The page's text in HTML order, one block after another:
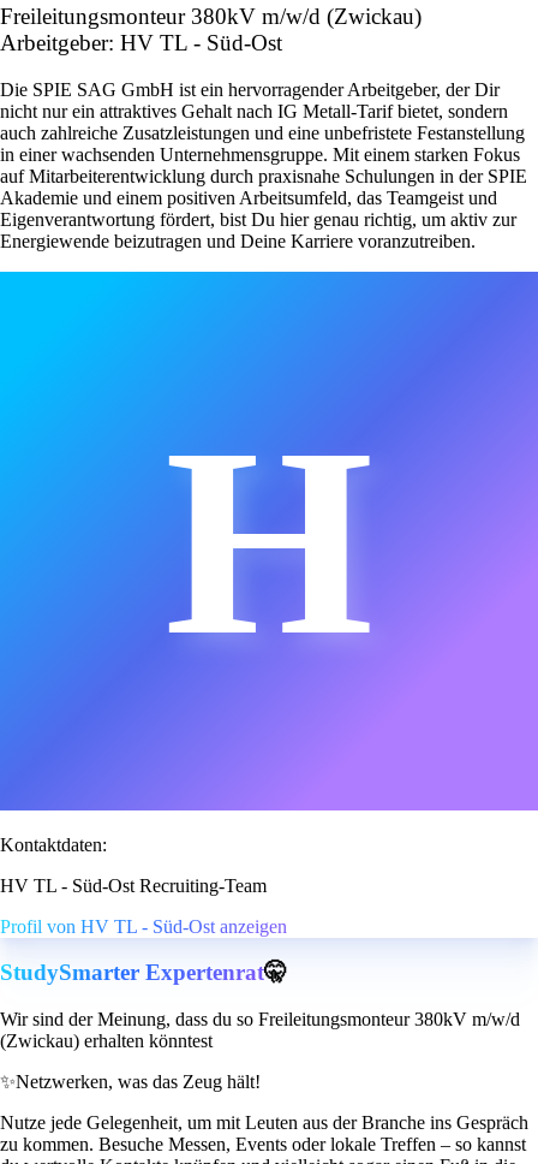
Freileitungsmonteur 380kV m/w/d (Zwickau)
Arbeitgeber: HV TL - Süd-Ost
Die SPIE SAG GmbH ist ein hervorragender Arbeitgeber, der Dir
nicht nur ein attraktives Gehalt nach IG Metall-Tarif bietet, sondern
auch zahlreiche Zusatzleistungen und eine unbefristete Festanstellung
in einer wachsenden Unternehmensgruppe. Mit einem starken Fokus
auf Mitarbeiterentwicklung durch praxisnahe Schulungen in der SPIE
Akademie und einem positiven Arbeitsumfeld, das Teamgeist und
Eigenverantwortung fördert, bist Du hier genau richtig, um aktiv zur
Energiewende beizutragen und Deine Karriere voranzutreiben.
H
Kontaktdaten:
HV TL - Süd-Ost Recruiting-Team
Profil von HV TL - Süd-Ost anzeigen
StudySmarter Expertenrat🤫
Wir sind der Meinung, dass du so Freileitungsmonteur 380kV m/w/d
(Zwickau) erhalten könntest
✨Netzwerken, was das Zeug hält!
Nutze jede Gelegenheit, um mit Leuten aus der Branche ins Gespräch
zu kommen. Besuche Messen, Events oder lokale Treffen – so kannst